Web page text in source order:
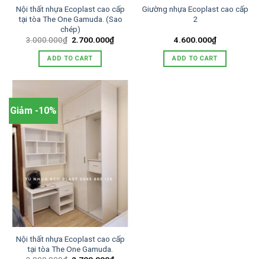
Nội thất nhựa Ecoplast cao cấp
tại tòa The One Gamuda. (Sao
chép)
3.000.000₫ Original
was:
3.000.000₫.
2.700.000₫Current
ADD TO CART
Giường nhựa Ecoplast cao cấp
2
4.600.000₫
ADD TO CART
Giảm -10%
Nội thất nhựa Ecoplast cao cấp
tại tòa The One Gamuda.